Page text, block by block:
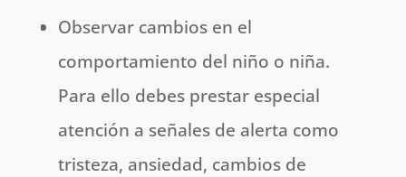
Observar cambios en el
comportamiento del niño o niña.
Para ello debes prestar especial
atención a señales de alerta como
tristeza, ansiedad, cambios de